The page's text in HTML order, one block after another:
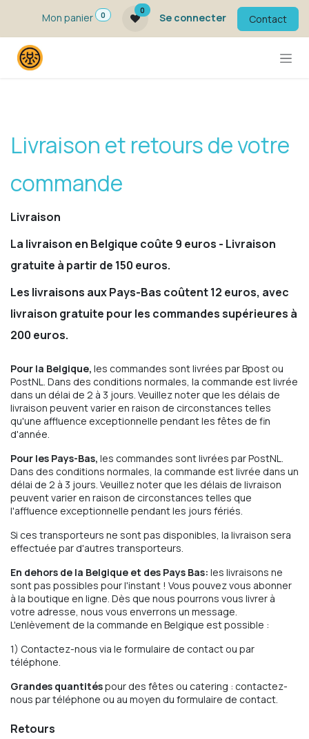
Se rendre au contenu
Mon panier
0
0
Se connecter Contact
Livraison et retours de votre
commande
Livraison
La livraison en Belgique coûte 9 euros - Livraison
gratuite à partir de 150 euros.​
Les livraisons aux Pays-Bas coûtent 12 euros, avec
livraison gratuite pour les commandes supérieures à
200 euros.
Pour la Belgique, les commandes sont livrées par Bpost ou
PostNL. Dans des conditions normales, la commande est livrée
dans un délai de 2 à 3 jours. Veuillez noter que les délais de
livraison peuvent varier en raison de circonstances telles
qu'une affluence exceptionnelle pendant les fêtes de fin
d'année.
Pour les Pays-Bas, les commandes sont livrées par PostNL.
Dans des conditions normales, la commande est livrée dans un
délai de 2 à 3 jours. Veuillez noter que les délais de livraison
peuvent varier en raison de circonstances telles que
l'affluence exceptionnelle pendant les jours fériés.
Si ces transporteurs ne sont pas disponibles, la livraison sera
effectuée par d'autres transporteurs.
En dehors de la Belgique et des Pays Bas: les livraisons ne
sont pas possibles pour l'instant ! Vous pouvez vous abonner
à la boutique en ligne. Dès que nous pourrons vous livrer à
votre adresse, nous vous enverrons un message.
L'enlèvement de la commande en Belgique est possible :
1) Contactez-nous via le formulaire de contact ou par
téléphone.
Grandes quantitéspour des fêtes ou catering : contactez-
nous par téléphone ou au moyen du formulaire de contact.
Retours